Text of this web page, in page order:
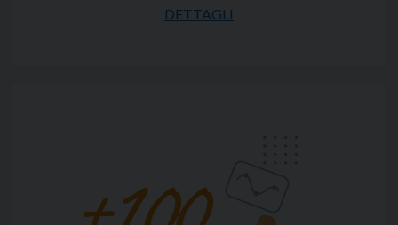
messa a disposizione da parte dell'Agenzia delle
DETTAGLI